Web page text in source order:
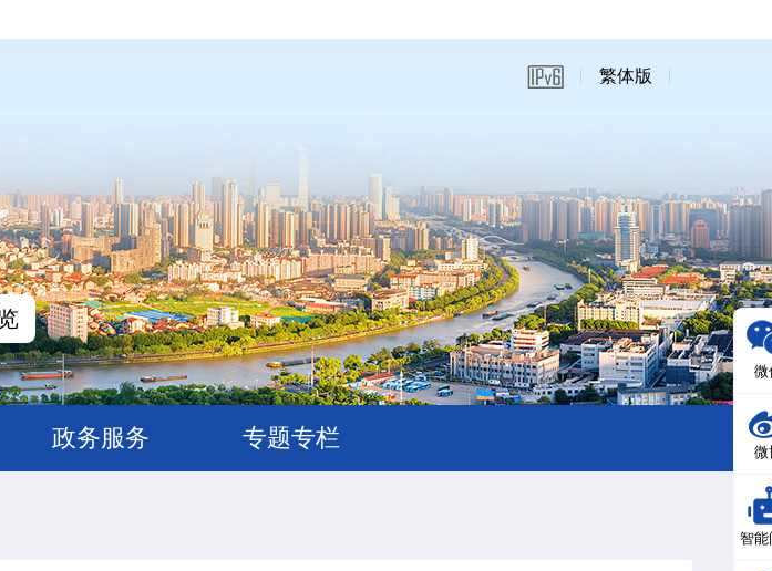
繁体版
政务服务 专题专栏
微
微
智能